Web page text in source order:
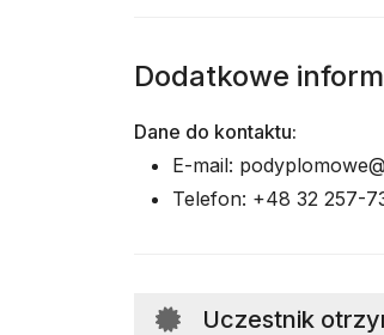
Dodatkowe
Dane do kontaktu:
E-mail:
Telefon: +48 32 257-
Uczestnik